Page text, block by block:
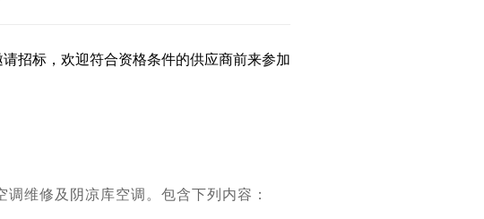
招标，欢迎符合资格条件的供应商前来参加
维修及阴凉库空调。包含下列内容：